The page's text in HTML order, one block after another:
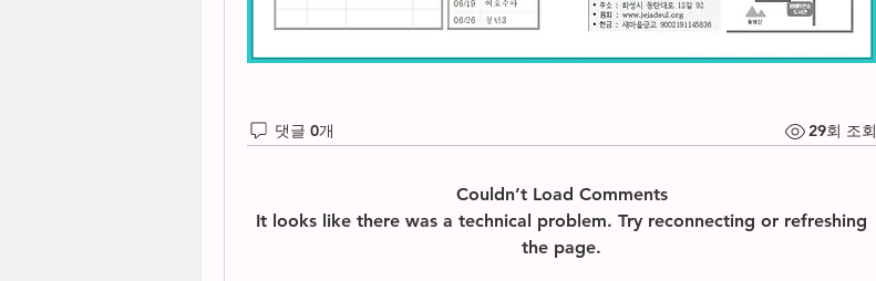
댓글 0개 29회 조회
Couldn’t Load Comments
It looks like there was a technical problem. Try reconnecting or refreshing
the page.